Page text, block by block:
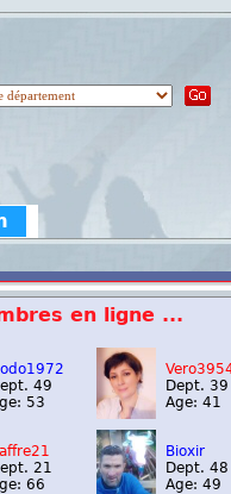
en ligne ...
49
53
Dept. 39
Age: 41
21
66
Bioxir
Dept. 48
Age: 49